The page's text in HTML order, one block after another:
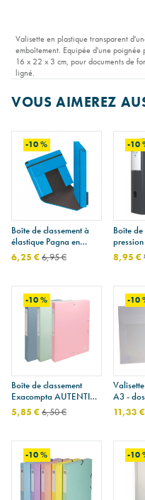
Valisette en plastique transparent
emboîtement. Equipée d'une poignée
16 x 22 x 3 cm, pour documents de
ligné.
VOUS AIMEREZ
-10 %
Boîte de classement à
élastique Pagna en
carton - dos 4 cm - A4
6,25 €6,95 €
-10
Boîte de
A4 -
8,95 €
-10 %
Boîte de classement
Exacompta AUTENTIK
en carton recyclé - dos 4
cm - A4
5,85 €6,50 €
-10
A3 -
11,33 €
-10 % -10